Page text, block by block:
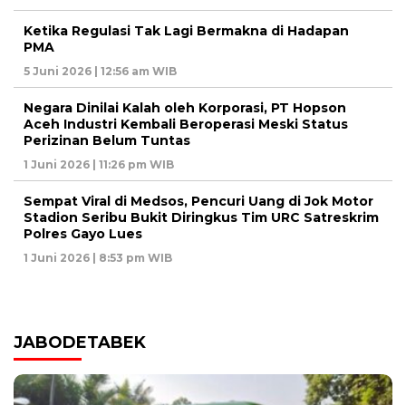
Ketika Regulasi Tak Lagi Bermakna di Hadapan
PMA
5 Juni 2026 | 12:56 am WIB
Negara Dinilai Kalah oleh Korporasi, PT Hopson
Aceh Industri Kembali Beroperasi Meski Status
Perizinan Belum Tuntas
1 Juni 2026 | 11:26 pm WIB
Sempat Viral di Medsos, Pencuri Uang di Jok Motor
Stadion Seribu Bukit Diringkus Tim URC Satreskrim
Polres Gayo Lues
1 Juni 2026 | 8:53 pm WIB
JABODETABEK